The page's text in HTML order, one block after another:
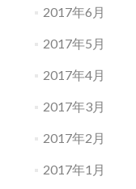
2017年6月
2017年5月
2017年4月
2017年3月
2017年2月
2017年1月